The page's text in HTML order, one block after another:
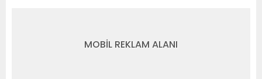
MOBİL REKLAM ALANI